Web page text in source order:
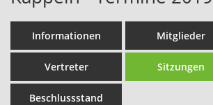
Informationen Mitglieder
Vertreter Sitzungen
Beschlussstand